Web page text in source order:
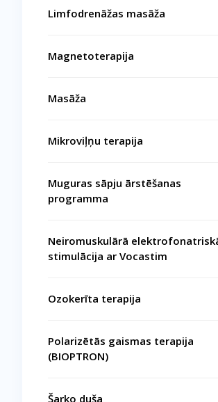
Limfodrenāžas masāža
Magnetoterapija
Masāža
Mikroviļņu terapija
Muguras sāpju ārstēšanas
programma
Neiromuskulārā
stimulācija ar Vocastim
Ozokerīta terapija
Polarizētās gaismas terapija
(BIOPTRON)
Šarko duša